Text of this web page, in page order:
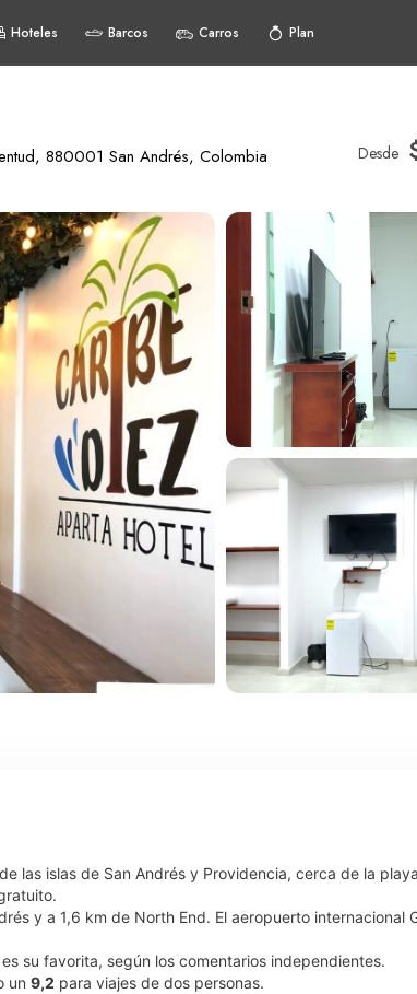
Hoteles Barcos Carros Plan
880001 San Andrés, Colombia Desde
las islas de San Andrés y Providencia, cerca de la
y a 1,6 km de North End. El aeropuerto internacional
su favorita, según los comentarios independientes.
un 9,2 para viajes de dos personas.